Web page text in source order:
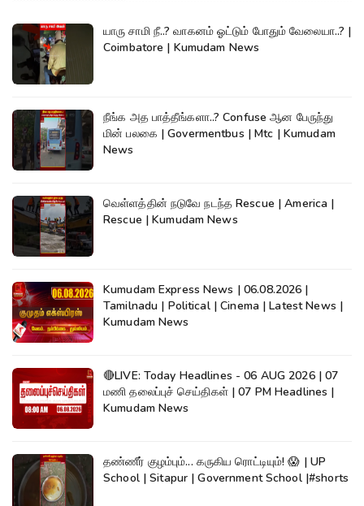
யாரு சாமி நீ..? வாகனம் ஓட்டும் போதும் வேலையா..? |
Coimbatore | Kumudam News
நீங்க அத பாத்தீங்களா..? Confuse ஆன பேருந்து
மின் பலகை | Govermentbus | Mtc | Kumudam
News
வெள்ளத்தின் நடுவே நடந்த Rescue | America |
Rescue | Kumudam News
Kumudam Express News | 06.08.2026 |
Tamilnadu | Political | Cinema | Latest News |
Kumudam News
🔴LIVE: Today Headlines - 06 AUG 2026 | 07
மணி தலைப்புச் செய்திகள் | 07 PM Headlines |
Kumudam News
தண்ணீர் குழம்பும்... கருகிய ரொட்டியும்! 😱 | UP
School | Sitapur | Government School |#shorts